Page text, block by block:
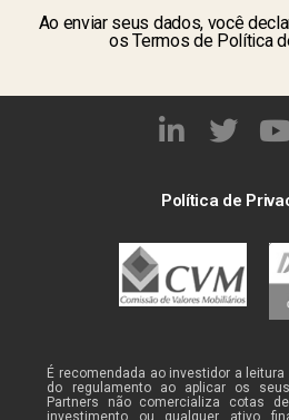
Ao enviar seus dados, você
os Termos de Política
Política de
É recomendada ao investidor a
do regulamento ao aplicar os
Partners não comercializa cotas
investimento ou qualquer ativo